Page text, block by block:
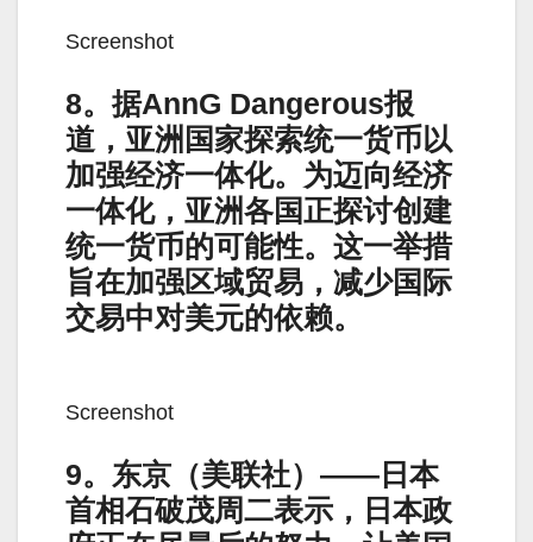
Screenshot
8。据AnnG Dangerous报
道，亚洲国家探索统一货币以
加强经济一体化。为迈向经济
一体化，亚洲各国正探讨创建
统一货币的可能性。这一举措
旨在加强区域贸易，减少国际
交易中对美元的依赖。
Screenshot
9。东京（美联社）——日本
首相石破茂周二表示，日本政